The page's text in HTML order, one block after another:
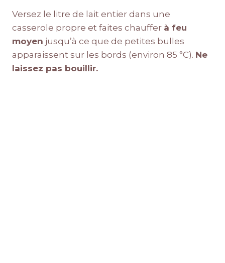
Versez le litre de lait entier dans une
casserole propre et faites chauffer à feu
moyen jusqu’à ce que de petites bulles
apparaissent sur les bords (environ 85 °C). Ne
laissez pas bouillir.